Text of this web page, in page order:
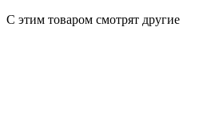
С этим товаром смотрят другие